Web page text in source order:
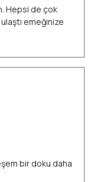
Hepsi de çok
emeğinize
bir doku daha